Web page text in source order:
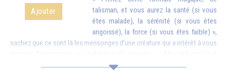
Ajouter
talisman, et vous aurez la santé (si vous
êtes malade), la sérénité (si vous êtes
angoissé), la force (si vous êtes faible) »,
sachez que ce sont là les mensonges d'une créature qui a intérêt à vous
est possible, mais seulement si vous faites des efforts. À ce moment-